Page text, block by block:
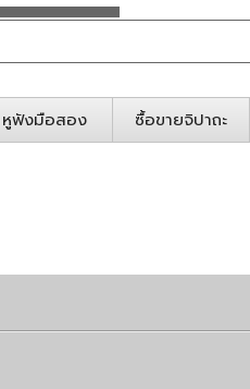
หูฟังมือสอง ซื้อขายจิปาถะ